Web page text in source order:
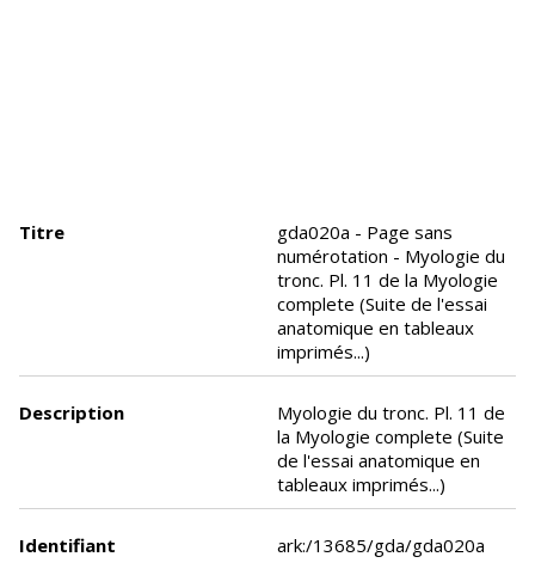
Titre
gda020a - Page sans
numérotation - Myologie du
tronc. Pl. 11 de la Myologie
complete (Suite de l'essai
anatomique en tableaux
imprimés...)
Description
Myologie du tronc. Pl. 11 de
la Myologie complete (Suite
de l'essai anatomique en
tableaux imprimés...)
Identifiant ark:/13685/gda/gda020a